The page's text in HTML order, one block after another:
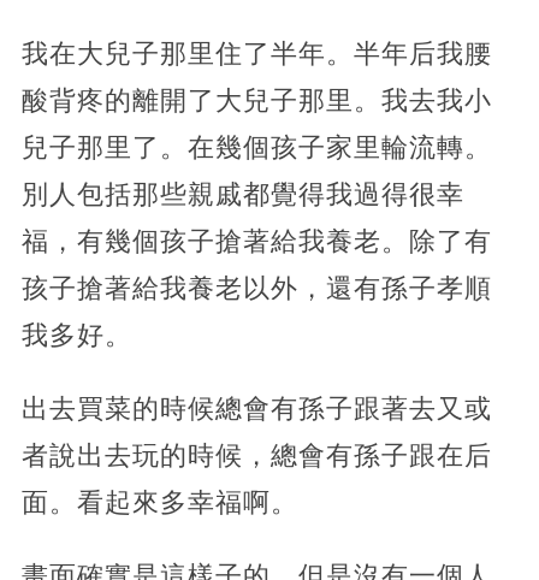
我在大兒子那里住了半年。半年后我腰
酸背疼的離開了大兒子那里。我去我小
兒子那里了。在幾個孩子家里輪流轉。
別人包括那些親戚都覺得我過得很幸
福，有幾個孩子搶著給我養老。除了有
孩子搶著給我養老以外，還有孫子孝順
我多好。
出去買菜的時候總會有孫子跟著去又或
者說出去玩的時候，總會有孫子跟在后
面。看起來多幸福啊。